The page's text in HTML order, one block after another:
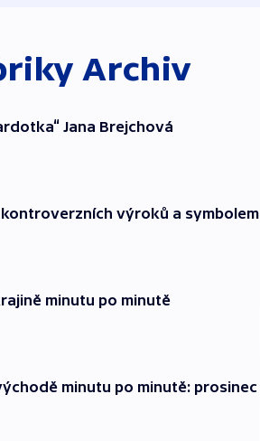
Archiv
Jana Brejchová
kontroverzních výroků a symbolem
minutu po minutě
minutu po minutě: prosinec